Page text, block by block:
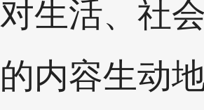
对生活、社
的内容生动